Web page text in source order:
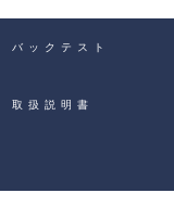
バックテスト
取扱説明書